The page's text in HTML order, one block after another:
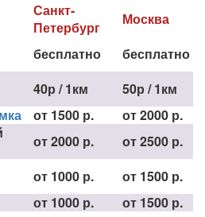
Санкт-
Петербург
Москва
бесплатно
бесплатно
40р / 1км
50р / 1км
от 1500 р.
от 2000 р.
от 2000 р.
от 2500 р.
от 1000 р.
от 1500 р.
от 1000 р.
от 1500 р.